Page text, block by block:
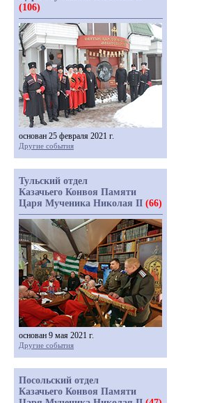
(106)
основан 25 февраля 2021 г.
Другие события
Тульский отдел
Казачьего Конвоя Памяти
Царя Мученика Николая II (66)
основан 9 мая 2021 г.
Другие события
Посольский отдел
Казачьего Конвоя Памяти